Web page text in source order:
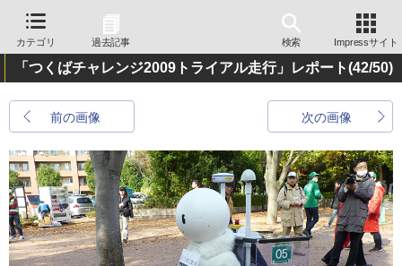
カテゴリ 過去記事 検索 Impressサイト
「つくばチャレンジ2009トライアル走行」レポート(42/50)
前の画像 次の画像